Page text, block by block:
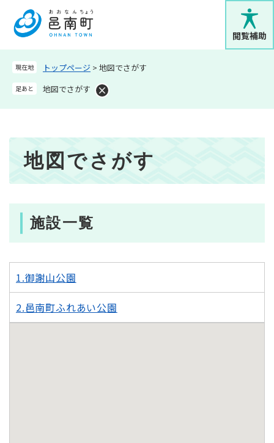
。
メニューを飛ばして本文へ
閲覧補助
現在地 トップページ > 地図でさがす
足あと 地図でさがす
地図でさがす
施設一覧
1.御謝山公園
2.邑南町ふれあい公園